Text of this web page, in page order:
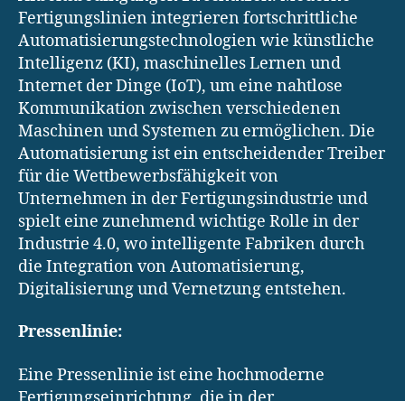
Fertigungslinien integrieren fortschrittliche
Automatisierungstechnologien wie künstliche
Intelligenz (KI), maschinelles Lernen und
Internet der Dinge (IoT), um eine nahtlose
Kommunikation zwischen verschiedenen
Maschinen und Systemen zu ermöglichen. Die
Automatisierung ist ein entscheidender Treiber
für die Wettbewerbsfähigkeit von
Unternehmen in der Fertigungsindustrie und
spielt eine zunehmend wichtige Rolle in der
Industrie 4.0, wo intelligente Fabriken durch
die Integration von Automatisierung,
Digitalisierung und Vernetzung entstehen.
Pressenlinie:
Eine Pressenlinie ist eine hochmoderne